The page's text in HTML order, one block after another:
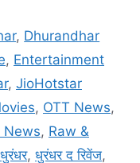
, Dhurandhar
, Entertainment
, JioHotstar
, OTT News,
News, Raw &
धुरंधर, धुरंधर द रिवेंज,